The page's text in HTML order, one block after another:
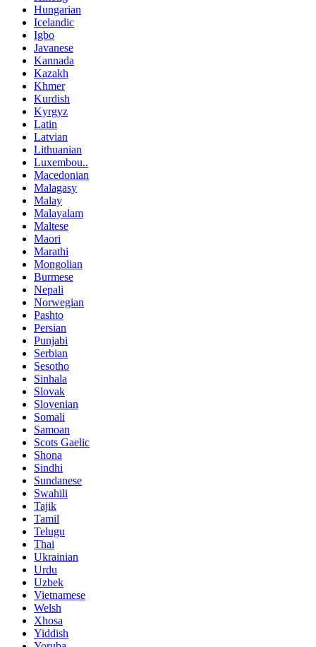
Hungarian
Icelandic
Igbo
Javanese
Kannada
Kazakh
Khmer
Kurdish
Kyrgyz
Latin
Latvian
Lithuanian
Luxembou..
Macedonian
Malagasy
Malay
Malayalam
Maltese
Maori
Marathi
Mongolian
Burmese
Nepali
Norwegian
Pashto
Persian
Punjabi
Serbian
Sesotho
Sinhala
Slovak
Slovenian
Somali
Samoan
Scots Gaelic
Shona
Sindhi
Sundanese
Swahili
Tajik
Tamil
Telugu
Thai
Ukrainian
Urdu
Uzbek
Vietnamese
Welsh
Xhosa
Yiddish